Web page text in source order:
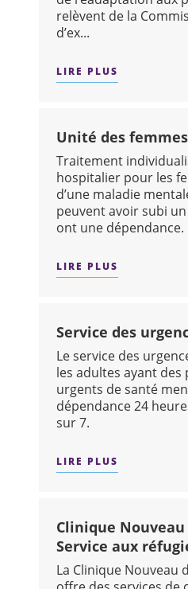
relèvent de la
d’ex...
LIRE PLUS
Unité des
Traitement
hospitalier pour les
d’une maladie
peuvent avoir subi
ont une dépendance.
LIRE PLUS
Service des
Le service des
les adultes ayant des
urgents de santé
dépendance 24
sur 7.
LIRE PLUS
Clinique
Service aux
La Clinique Nouveau